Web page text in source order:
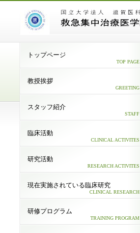
トップページ
TOP PAGE
教授挨拶
GREETING
スタッフ紹介
STAFF
臨床活動
CLINICAL ACTIVITES
研究活動
RESEARCH ACTIVITES
現在実施されている臨床研究
CLINICAL RESEARCH
研修プログラム
TRAINING PROGRAM